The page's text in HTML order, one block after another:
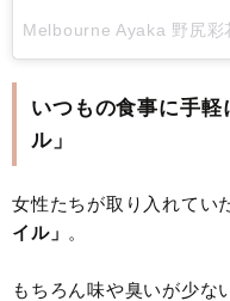
いつもの食事に手
ル」
女性たちが取り入れてい
イル」 。
もちろん味や臭いが少な